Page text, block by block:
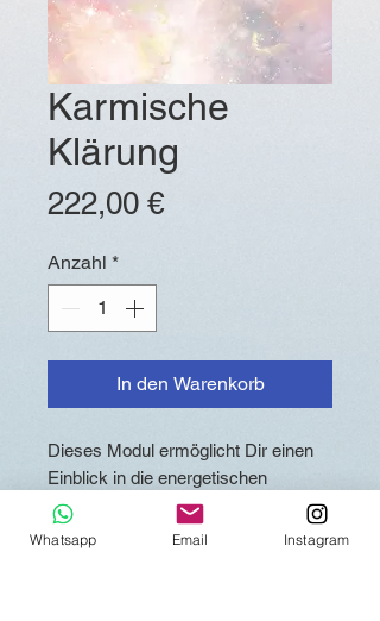
Karmische
Klärung
222,00 €Preis
Anzahl *
In den Warenkorb
Dieses Modul ermöglicht Dir einen
Einblick in die energetischen
Konsequenzen karmischer
Entscheidungen, die Du in diesem
Whatsapp Email Instagram